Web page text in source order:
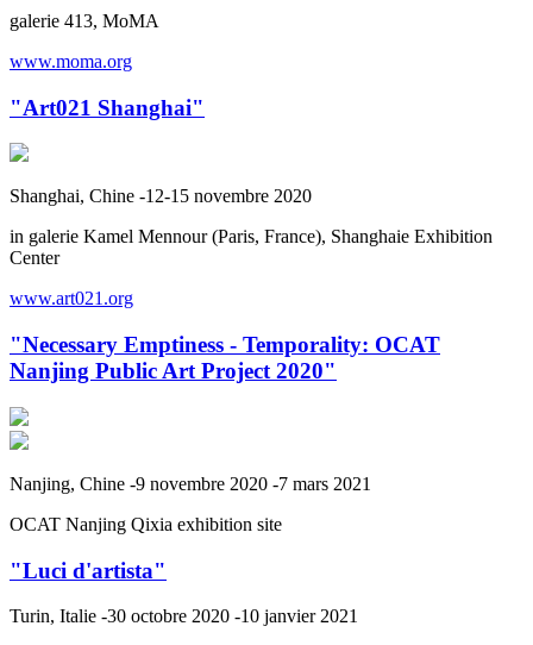
galerie 413, MoMA
www.moma.org
"Art021 Shanghai"
Shanghai, Chine -12-15 novembre 2020
in galerie Kamel Mennour (Paris, France), Shanghaie Exhibition
Center
www.art021.org
"Necessary Emptiness - Temporality: OCAT
Nanjing Public Art Project 2020"
Nanjing, Chine -9 novembre 2020 -7 mars 2021
OCAT Nanjing Qixia exhibition site
"Luci d'artista"
Turin, Italie -30 octobre 2020 -10 janvier 2021